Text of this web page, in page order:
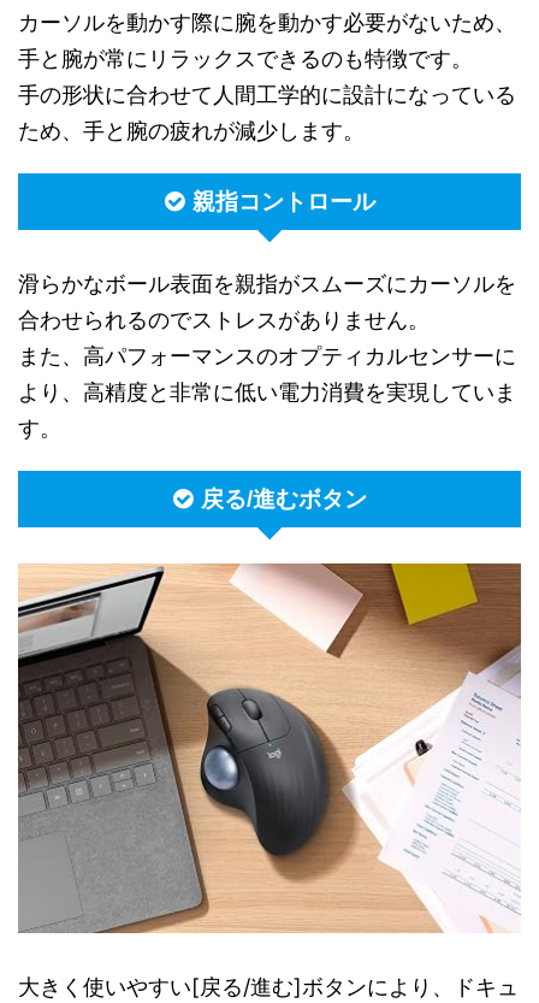
カーソルを動かす際に腕を動かす必要がないため、
手と腕が常にリラックスできるのも特徴です。
手の形状に合わせて人間工学的に設計になっている
ため、手と腕の疲れが減少します。
親指コントロール
滑らかなボール表面を親指がスムーズにカーソルを
合わせられるのでストレスがありません。
また、高パフォーマンスのオプティカルセンサーに
より、高精度と非常に低い電力消費を実現していま
す。
戻る/進むボタン
大きく使いやすい[戻る/進む]ボタンにより、ドキュ